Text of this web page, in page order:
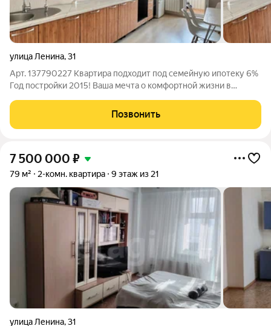
улица Ленина,31
Арт. 137790227 Квартира подходит под семейную ипотеку 6%
Год постройки 2015! Ваша мечта о комфортной жизни в
теплая, светлая, уютная 2-комнатная квартира в монолитном
доме. Большая кухня, идеально
Позвонить
7 500 000 ₽
79 м² 2-комн. квартира 9 этаж из 21
улица Ленина,31